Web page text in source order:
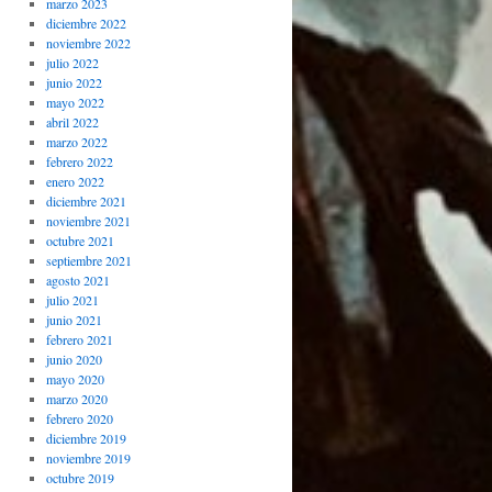
diciembre 2022
noviembre 2022
julio 2022
junio 2022
mayo 2022
abril 2022
marzo 2022
febrero 2022
enero 2022
diciembre 2021
noviembre 2021
octubre 2021
septiembre 2021
agosto 2021
julio 2021
junio 2021
febrero 2021
junio 2020
mayo 2020
marzo 2020
febrero 2020
diciembre 2019
noviembre 2019
octubre 2019